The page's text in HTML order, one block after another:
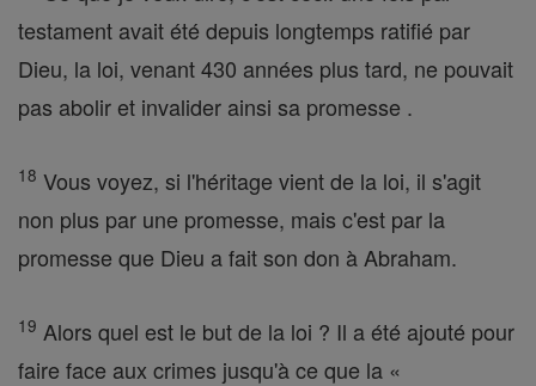
testament avait été depuis longtemps ratifié par
Dieu, la loi, venant 430 années plus tard, ne pouvait
pas abolir et invalider ainsi sa promesse .
18 Vous voyez, si l'héritage vient de la loi, il s'agit
non plus par une promesse, mais c'est par la
promesse que Dieu a fait son don à Abraham.
19 Alors quel est le but de la loi ? Il a été ajouté pour
faire face aux crimes jusqu'à ce que la «